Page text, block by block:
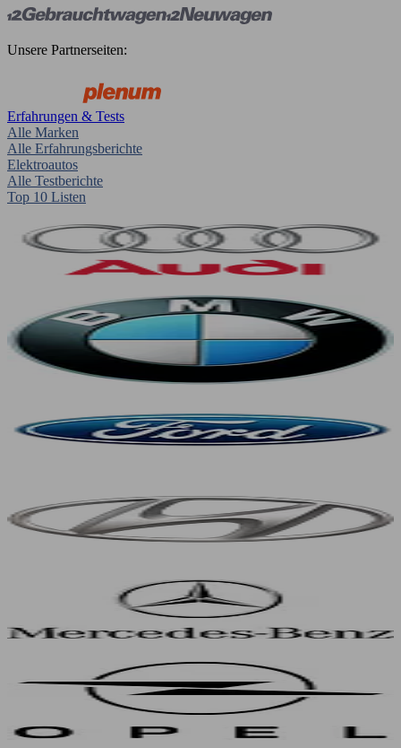
Unsere Partnerseiten:
Erfahrungen & Tests
Alle Marken
Alle Erfahrungsberichte
Elektroautos
Alle Testberichte
Top 10 Listen